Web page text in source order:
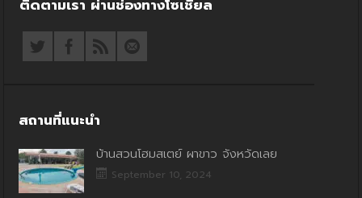
ติดตามเรา ผ่านช่องทางโซเชียล
สถานที่แนะนำ
บ้านสวนโฮมสเตย์ ผาขาว จังหวัดเลย
September 10, 2024